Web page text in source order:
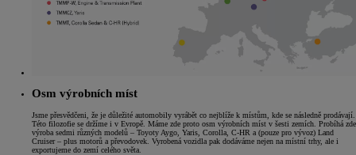
Osm výrobních míst
Jsme přesvědčeni, že je důležité automobily vyrábět co nejblíže k místům, kde se následně prodávají.
Této filozofie se držíme i v Evropě. Máme zde proto osm výrobních míst v šesti zemích. Probíhá zde
výroba sedmi různých modelů – Toyoty Aygo, Yaris, Corolla, C-HR a (pouze pro vývoz) Land
Cruiser – plus motorů a převodovek. Vyrobená vozidla pak dodáváme nejen na místní trhy, ale i
exportujeme do zemí celého světa.